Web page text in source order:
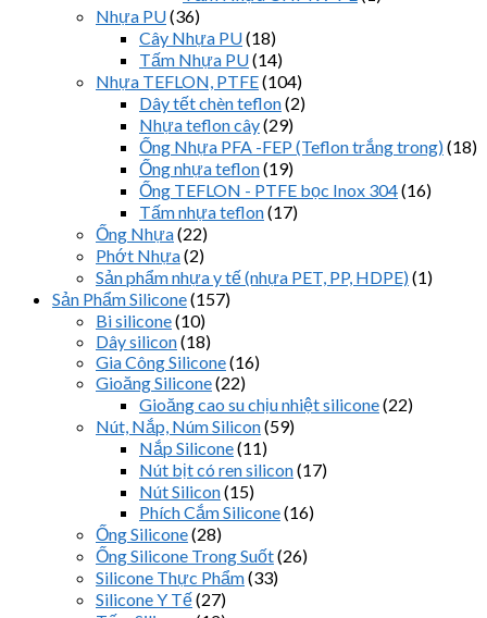
Nhựa PU(36)
Cây Nhựa PU(18)
Tấm Nhựa PU(14)
Nhựa TEFLON, PTFE(104)
Dây tết chèn teflon(2)
Nhựa teflon cây(29)
Ống Nhựa PFA -FEP (Teflon trắng trong)(18)
Ống nhựa teflon(19)
Ống TEFLON - PTFE bọc Inox 304(16)
Tấm nhựa teflon(17)
Ống Nhựa(22)
Phớt Nhựa(2)
Sản phẩm nhựa y tế (nhựa PET, PP, HDPE)(1)
Sản Phẩm Silicone(157)
Bi silicone(10)
Dây silicon(18)
Gia Công Silicone(16)
Gioăng Silicone(22)
Gioăng cao su chịu nhiệt silicone(22)
Nút, Nắp, Núm Silicon(59)
Nắp Silicone(11)
Nút bịt có ren silicon(17)
Nút Silicon(15)
Phích Cắm Silicone(16)
Ống Silicone(28)
Ống Silicone Trong Suốt(26)
Silicone Thực Phẩm(33)
Silicone Y Tế(27)